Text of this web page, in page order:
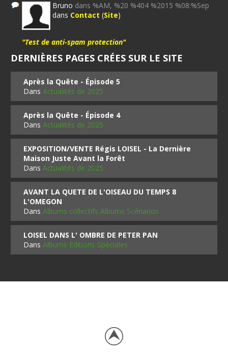
Bruno dans %AM, %20 %404 %2015 %08:%Sep
dans Contact (Site)
"Test de anti-spam protection"
DERNIÈRES PAGES CRÉES SUR LE SITE
Après la Quête - Épisode 5
DansActualités de 2025
Après la Quête - Épisode 4
DansActualités de 2025
EXPOSITION/VENTE Régis LOISEL - La Dernière
Maison Juste Avant la Forêt
DansActualités de 2025
AVANT LA QUETE DE L'OISEAU DU TEMPS 8
L'OMEGON
DansAlbums collectifs Albums Scénarios
LOISEL DANS L' OMBRE DE PETER PAN
DansAlbums Editions Spéciales